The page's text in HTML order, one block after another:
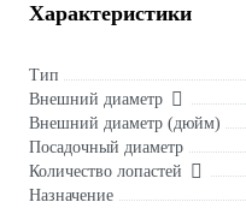
Характеристики
Тип
Внешний диаметр
Внешний диаметр (дюйм)
Посадочный диаметр
Количество лопастей
Назначение